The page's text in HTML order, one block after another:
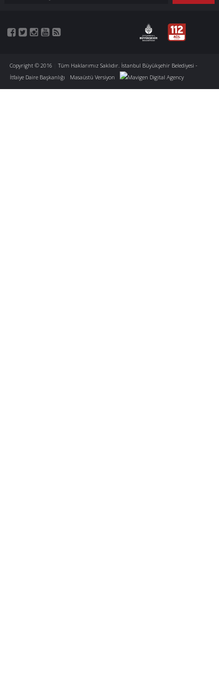
Copyright © 2016
Tüm Haklarımız Saklıdır. İstanbul Büyükşehir Belediyesi -
İtfaiye Daire Başkanlığı
Masaüstü Versiyon